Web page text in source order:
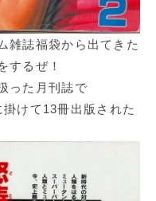
雑誌福袋から出てきた
するぜ！
った月刊誌で
けて13冊出版された